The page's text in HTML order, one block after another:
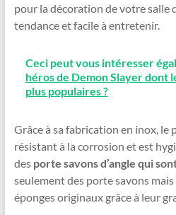
pour la décoration de votre salle
tendance et facile à entretenir.
Ceci peut vous intéresser
héros de Demon Slayer dont
plus populaires ?
Grâce à sa fabrication en inox, le
résistant à la corrosion et est
desporte savons d’angle qui
seulement des porte savons
éponges originaux grâce à leur